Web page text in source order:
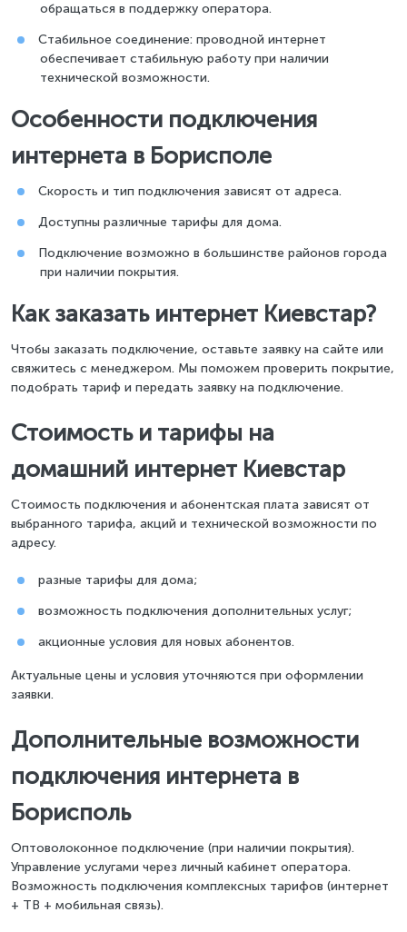
обращаться в поддержку оператора.
Стабильное соединение: проводной интернет
обеспечивает стабильную работу при наличии
технической возможности.
Особенности подключения
интернета в Борисполе
Скорость и тип подключения зависят от адреса.
Доступны различные тарифы для дома.
Подключение возможно в большинстве районов города
при наличии покрытия.
Как заказать интернет Киевстар?
Чтобы заказать подключение, оставьте заявку на сайте или
свяжитесь с менеджером. Мы поможем проверить покрытие,
подобрать тариф и передать заявку на подключение.
Стоимость и тарифы на
домашний интернет Киевстар
Стоимость подключения и абонентская плата зависят от
выбранного тарифа, акций и технической возможности по
адресу.
разные тарифы для дома;
возможность подключения дополнительных услуг;
акционные условия для новых абонентов.
Актуальные цены и условия уточняются при оформлении
заявки.
Дополнительные возможности
подключения интернета в
Борисполь
Оптоволоконное подключение (при наличии покрытия).
Управление услугами через личный кабинет оператора.
Возможность подключения комплексных тарифов (интернет
+ ТВ + мобильная связь).